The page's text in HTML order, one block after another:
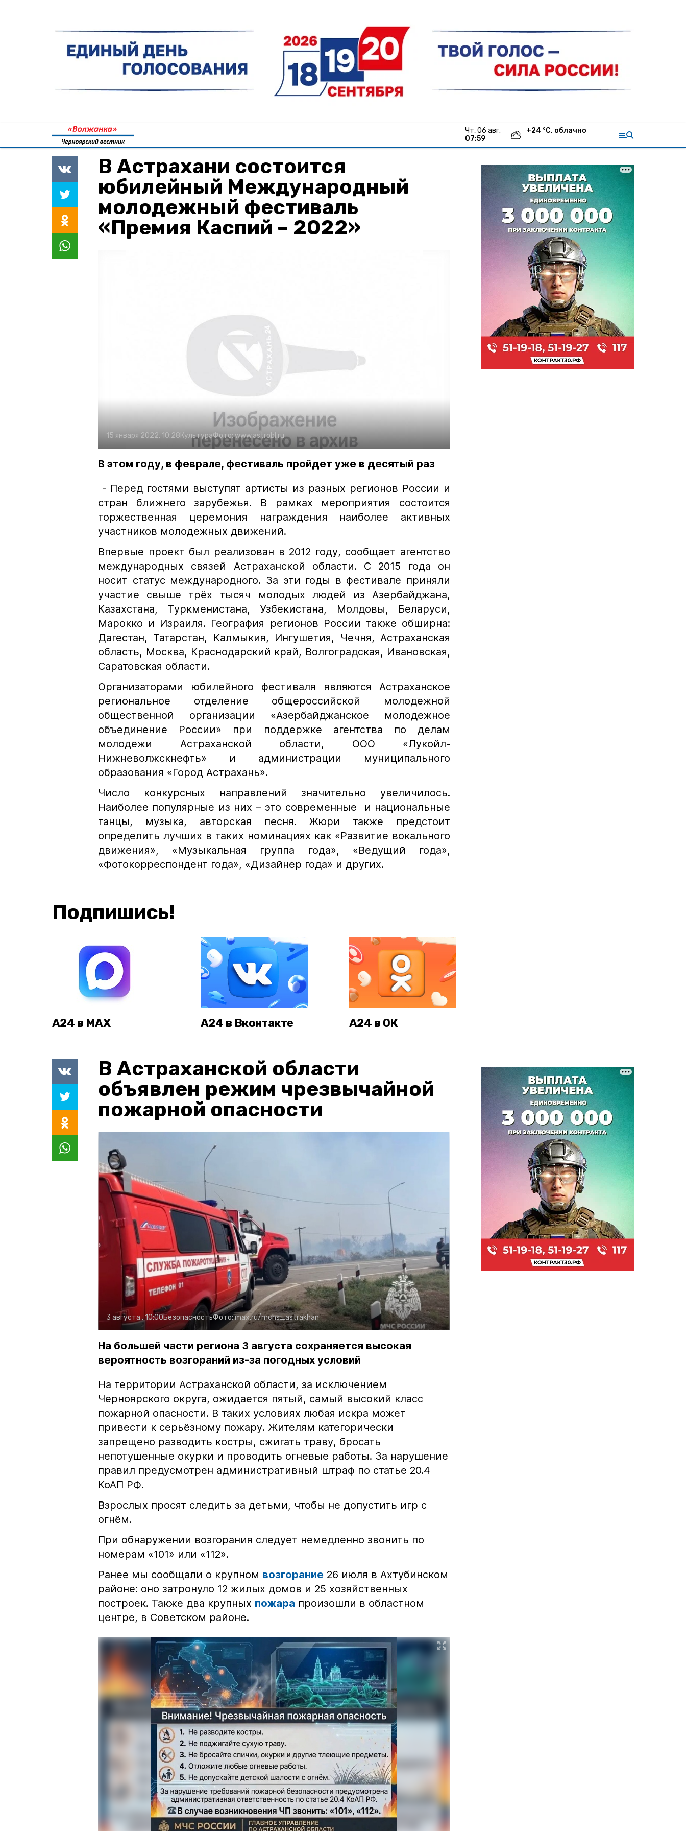
чт, 06 авг.
07:59
+24 °С, облачно
В Астрахани состоится
юбилейный Международный
молодежный фестиваль
«Премия Каспий – 2022»
15 января 2022, 10:28КультураФото:www.astrobl.ru
В этом году, в феврале, фестиваль пройдет уже в десятый раз
- Перед гостями выступят артисты из разных регионов России и
стран ближнего зарубежья. В рамках мероприятия состоится
торжественная церемония награждения наиболее активных
участников молодежных движений.
Впервые проект был реализован в 2012 году, сообщает агентство
международных связей Астраханской области. С 2015 года он
носит статус международного. За эти годы в фестивале приняли
участие свыше трёх тысяч молодых людей из Азербайджана,
Казахстана, Туркменистана, Узбекистана, Молдовы, Беларуси,
Марокко и Израиля. География регионов России также обширна:
Дагестан, Татарстан, Калмыкия, Ингушетия, Чечня, Астраханская
область, Москва, Краснодарский край, Волгоградская, Ивановская,
Саратовская области.
Организаторами юбилейного фестиваля являются Астраханское
региональное отделение общероссийской молодежной
общественной организации «Азербайджанское молодежное
объединение России» при поддержке агентства по делам
молодежи Астраханской области, ООО «Лукойл-
Нижневолжскнефть» и администрации муниципального
образования «Город Астрахань».
Число конкурсных направлений значительно увеличилось.
Наиболее популярные из них – это современные и национальные
танцы, музыка, авторская песня. Жюри также предстоит
определить лучших в таких номинациях как «Развитие вокального
движения», «Музыкальная группа года», «Ведущий года»,
«Фотокорреспондент года», «Дизайнер года» и других.
Подпишись!
А24 в MAX А24 в Вконтакте А24 в ОК
В Астраханской области
объявлен режим чрезвычайной
пожарной опасности
3 августа , 10:00БезопасностьФото:max.ru/mchs_astrakhan
На большей части региона 3 августа сохраняется высокая
вероятность возгораний из-за погодных условий
На территории Астраханской области, за исключением
Черноярского округа, ожидается пятый, самый высокий класс
пожарной опасности. В таких условиях любая искра может
привести к серьёзному пожару. Жителям категорически
запрещено разводить костры, сжигать траву, бросать
непотушенные окурки и проводить огневые работы. За нарушение
правил предусмотрен административный штраф по статье 20.4
КоАП РФ.
Взрослых просят следить за детьми, чтобы не допустить игр с
огнём.
При обнаружении возгорания следует немедленно звонить по
номерам «101» или «112».
Ранее мы сообщали о крупном возгорание 26 июля в Ахтубинском
районе: оно затронуло 12 жилых домов и 25 хозяйственных
построек. Также два крупных пожара произошли в областном
центре, в Советском районе.